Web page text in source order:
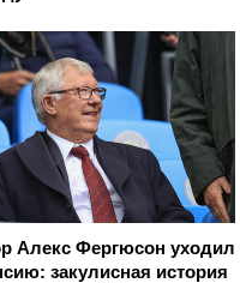
Алекс Фергюсон уходил
закулисная история